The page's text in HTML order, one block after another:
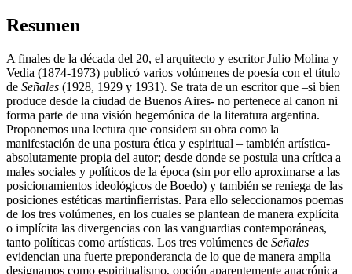
Resumen
A finales de la década del 20, el arquitecto y escritor Julio Molina y
Vedia (1874-1973) publicó varios volúmenes de poesía con el título
de Señales (1928, 1929 y 1931). Se trata de un escritor que –si bien
produce desde la ciudad de Buenos Aires- no pertenece al canon ni
forma parte de una visión hegemónica de la literatura argentina.
Proponemos una lectura que considera su obra como la
manifestación de una postura ética y espiritual – también artística-
absolutamente propia del autor; desde donde se postula una crítica a
males sociales y políticos de la época (sin por ello aproximarse a las
posicionamientos ideológicos de Boedo) y también se reniega de las
posiciones estéticas martinfierristas. Para ello seleccionamos poemas
de los tres volúmenes, en los cuales se plantean de manera explícita
o implícita las divergencias con las vanguardias contemporáneas,
tanto políticas como artísticas. Los tres volúmenes de Señales
evidencian una fuerte preponderancia de lo que de manera amplia
designamos como espiritualismo, opción aparentemente anacrónica